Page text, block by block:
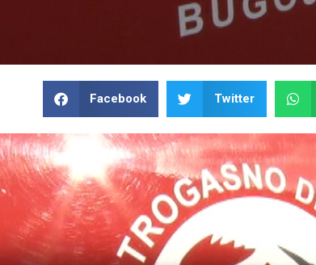
Facebook Twitter